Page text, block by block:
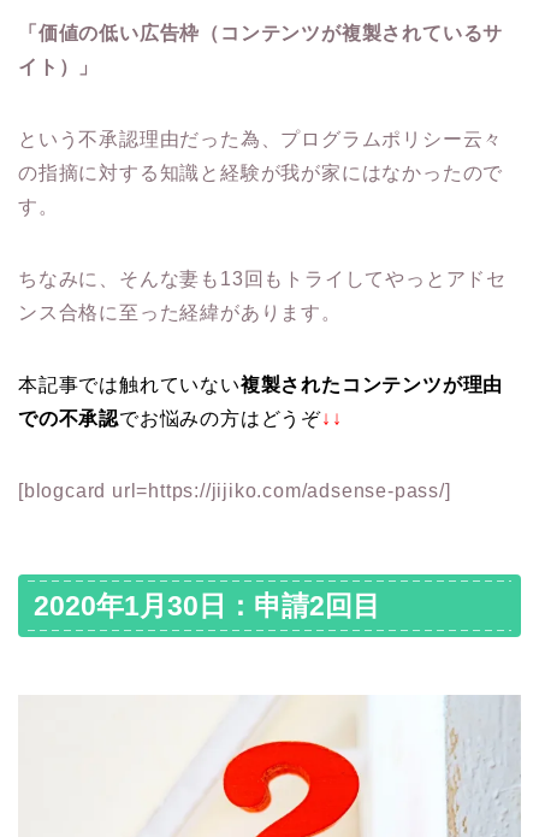
「価値の低い広告枠（コンテンツが複製されているサ
イト）」
という不承認理由だった為、プログラムポリシー云々
の指摘に対する知識と経験が我が家にはなかったので
す。
ちなみに、そんな妻も13回もトライしてやっとアドセ
ンス合格に至った経緯があります。
本記事では触れていない複製されたコンテンツが理由
での不承認でお悩みの方はどうぞ↓↓
[blogcard url=https://jijiko.com/adsense-pass/]
2020年1月30日：申請2回目